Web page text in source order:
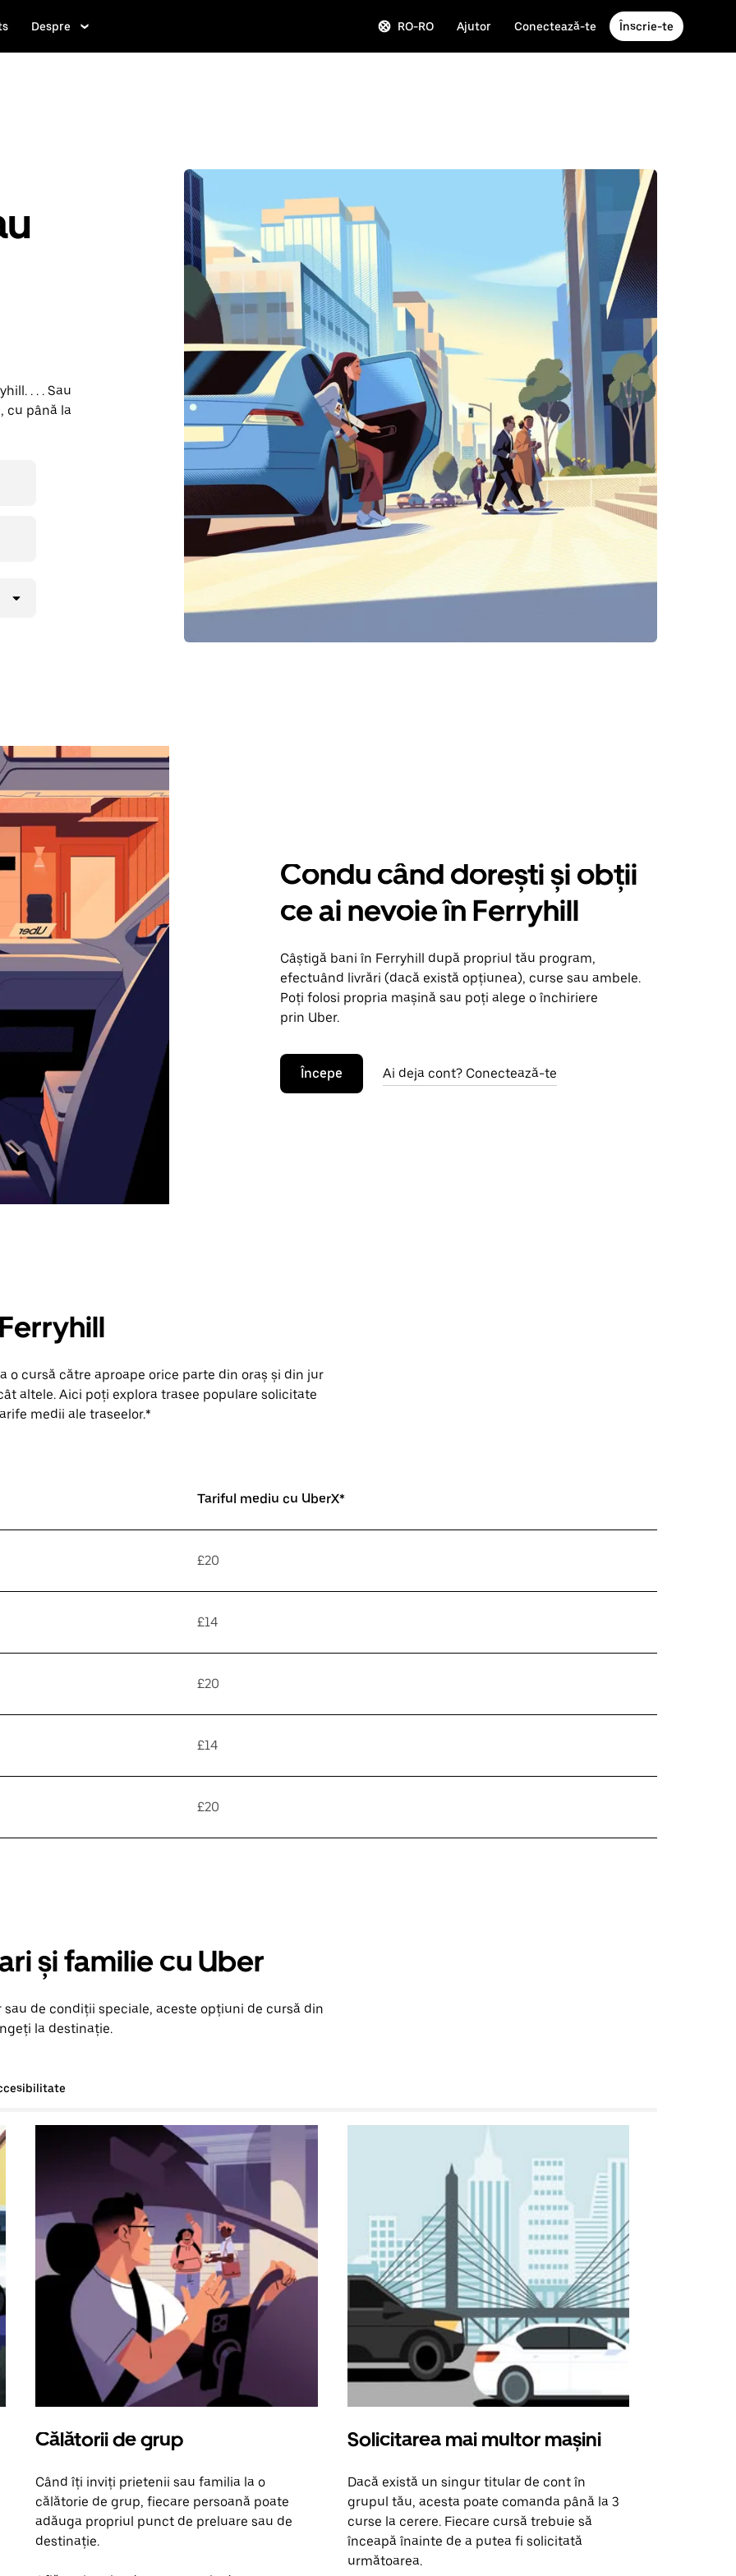
Despre RO-RO Ajutor Conectează-te Înscrie-te
. . . Sau
cu până la
Condu când dorești și obții
ce ai nevoie în Ferryhill
Câștigă bani în Ferryhill după propriul tău program,
efectuând livrări (dacă există opțiunea), curse sau ambele.
Poți folosi propria mașină sau poți alege o închiriere
prin Uber.
Începe Ai deja cont? Conectează-te
o cursă către aproape orice parte din oraș și din jur
altele. Aici poți explora trasee populare solicitate
medii ale traseelor.*
Tariful mediu cu UberX*
£20
£14
£20
£14
£20
și familie cu Uber
de condiții speciale, aceste opțiuni de cursă din
la destinație.
Călătorii de grup
Când îți inviți prietenii sau familia la o
călătorie de grup, fiecare persoană poate
adăuga propriul punct de preluare sau de
destinație.
Solicitarea mai multor mașini
Dacă există un singur titular de cont în
grupul tău, acesta poate comanda până la 3
curse la cerere. Fiecare cursă trebuie să
înceapă înainte de a putea fi solicitată
următoarea.